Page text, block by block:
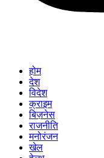
होम
देश
विदेश
क्राइम
बिज़नेस
राजनीति
मनोरंजन
खेल